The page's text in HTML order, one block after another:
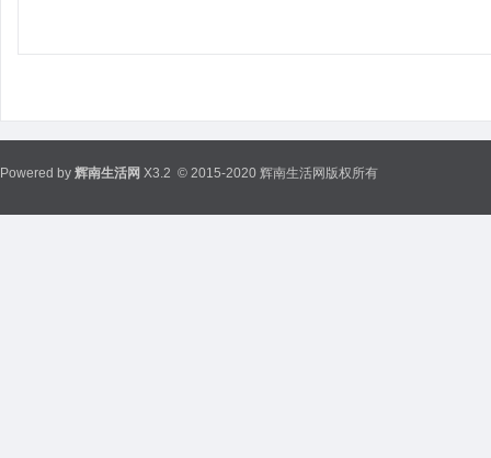
Powered by 辉南生活网 X3.2 © 2015-2020 辉南生活网版权所有